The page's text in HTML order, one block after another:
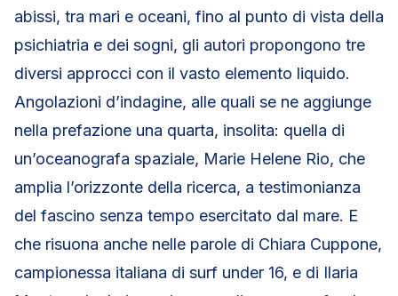
abissi, tra mari e oceani, fino al punto di vista della
psichiatria e dei sogni, gli autori propongono tre
diversi approcci con il vasto elemento liquido.
Angolazioni d’indagine, alle quali se ne aggiunge
nella prefazione una quarta, insolita: quella di
un’oceanografa spaziale, Marie Helene Rio, che
amplia l’orizzonte della ricerca, a testimonianza
del fascino senza tempo esercitato dal mare. E
che risuona anche nelle parole di Chiara Cuppone,
campionessa italiana di surf under 16, e di Ilaria